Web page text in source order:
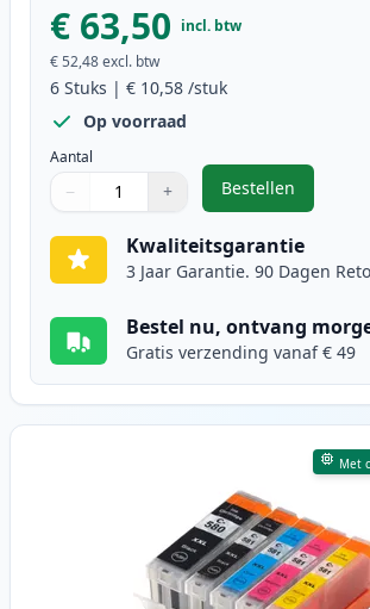
€ 63,50 incl. btw
€ 52,48excl. btw
6 Stuks | € 10,58 /stuk
Op voorraad
Aantal
Gebruik de knoppen om aan te passen
− +
1
Bestellen
,6 stuks
Kwaliteitsgarantie
3 Jaar Garantie. 90 Dagen
Bestel nu, ontvang
Gratis verzending vanaf € 49
Met